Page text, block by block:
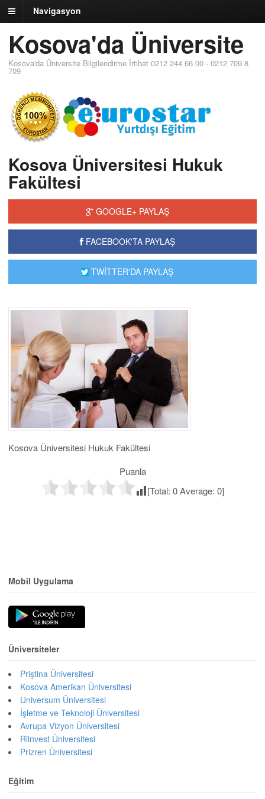
Navigasyon
Kosova'da Üniversite
Kosova'da Üniversite Bilgilendirme İrtibat 0212 244 66 00 - 0212 709 8
709
Kosova Üniversitesi Hukuk
Fakültesi
GOOGLE+ PAYLAŞ
FACEBOOK'TA PAYLAŞ
TWİTTER'DA PAYLAŞ
Kosova Üniversitesi Hukuk Fakültesi
Puanla
[Total: 0Average: 0]
Mobil Uygulama
Üniversiteler
Priştina Üniversitesi
Kosova Amerikan Üniversitesi
Universum Üniversitesi
İşletme ve Teknoloji Üniversitesi
Avrupa Vizyon Üniversitesi
Riinvest Üniversitesi
Prizren Üniversitesi
Eğitim